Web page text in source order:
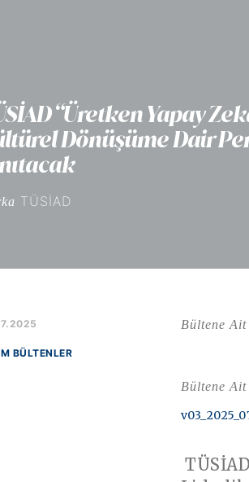
“Üretken Yapay
Dönüşüme Dair
TÜSİAD
BÜLTENLER
Bültene
Bültene